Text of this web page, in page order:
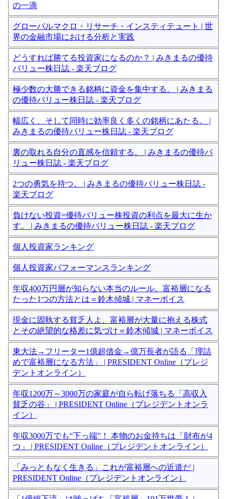
の一滴
グローバルマクロ・リサーチ・インスティテュート | 世
界の金融市場における分析と実践
どうすれば勝てる投資家になるのか？ | みきまるの優待
バリュー株日誌 - 楽天ブログ
極少数の大勝できる銘柄に資金を集中する。 | みきまる
の優待バリュー株日誌 - 楽天ブログ
幅広く、そして同時に効率良く多くの銘柄にあたる。 |
みきまるの優待バリュー株日誌 - 楽天ブログ
裏の取れる自分の直感を信頼する。 | みきまるの優待バ
リュー株日誌 - 楽天ブログ
2つの勇気を持つ。 | みきまるの優待バリュー株日誌 -
楽天ブログ
負けない投資=優待バリュー株投資の利点を最大に生か
す。 | みきまるの優待バリュー株日誌 - 楽天ブログ
個人投資家ランキング
個人投資家パフォーマンスランキング
年収400万円層が知らない本当のルール。富裕層になる
たった1つの方法とは＝鈴木傾城 | マネーボイス
現金に固執する貧乏人よ、富裕層が大量に抱える株式
とその絶望的な格差に気づけ＝鈴木傾城 | マネーボイス
東大法→フリーター1億超借金→億万長者が語る「理詰
めで富裕層になる方法」 | PRESIDENT Online（プレジ
デントオンライン）
年収1200万～3000万の家庭が自ら転げ落ちる「高収入
貧乏の谷」 | PRESIDENT Online（プレジデントオンラ
イン）
年収3000万でも“下っ端”！ 本物のお金持ちは「財布が4
つ」 | PRESIDENT Online（プレジデントオンライン）
「みっともなく生きる」これが富裕層への近道だ |
PRESIDENT Online（プレジデントオンライン）